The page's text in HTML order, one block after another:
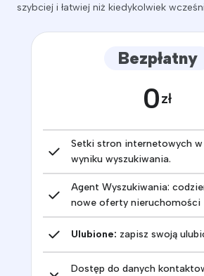
szybciej i łatwiej niż kiedykolwiek
Bezpłatny
0zł
Setki stron internetowych w
wyniku wyszukiwania.
Agent Wyszukiwania:
nowe oferty nieruchomości
Ulubione: zapisz swoją
Dostęp do danych